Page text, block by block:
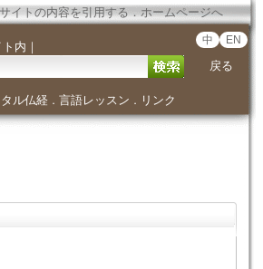
イトの内容を引用する．ホームページへ
ト内 ｜ 中 EN
戻る
ル仏経． 言語レッスン ． リンク